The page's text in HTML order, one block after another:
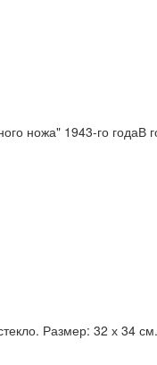
ножа" 1943-го
Размер: 32 х 34